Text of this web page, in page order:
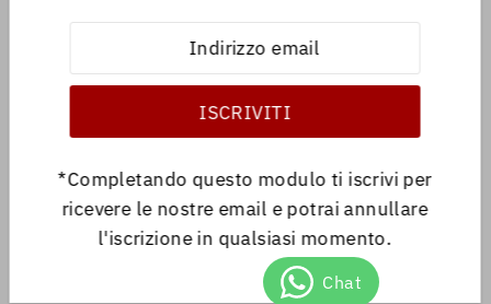
*Completando questo modulo ti iscrivi per
ricevere le nostre email e potrai annullare
l'iscrizione in qualsiasi momento.